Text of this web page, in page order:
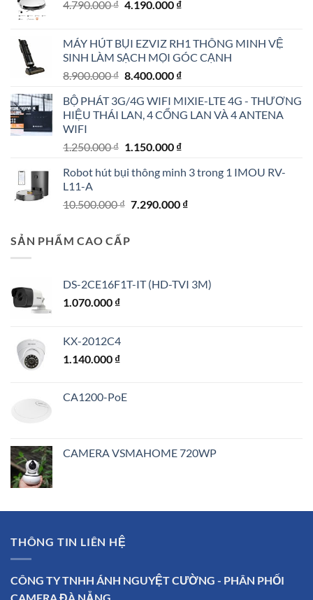
4.790.000₫ Giá
4.790.000 ₫.
4.190.000 ₫Giá
là:
4.190.000 ₫.
MÁY HÚT BỤI EZVIZ RH1 THÔNG MINH VỆ
SINH LÀM SẠCH MỌI GÓC CẠNH
8.900.000₫ Giá
là:
8.900.000 ₫.
8.400.000 ₫Giá
tại
là:
BỘ PHÁT 3G/4G WIFI MIXIE-LTE 4G - THƯƠNG
HIỆU THÁI LAN, 4 CỔNG LAN VÀ 4 ANTENA
WIFI
1.250.000₫ Giá
là:
1.150.000 ₫Giá
tại
1.150.000 ₫.
Robot hút bụi thông minh 3 trong 1 IMOU RV-
L11-A
10.500.000₫ Giá
7.290.000 ₫Giá
SẢN PHẨM CAO CẤP
DS-2CE16F1T-IT (HD-TVI 3M)
1.070.000 ₫
KX-2012C4
1.140.000 ₫
CA1200-PoE
CAMERA VSMAHOME 720WP
THÔNG TIN LIÊN HỆ
CÔNG TY TNHH ÁNH NGUYỆT CƯỜNG - PHÂN PHỐI
CAMERA ĐÀ NẴNG